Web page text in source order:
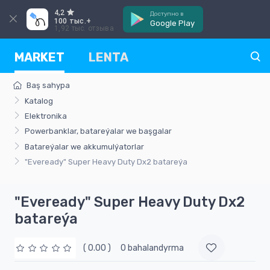
4,2
100 тыс.+
1,92 тыс. отзыва
Доступно в
Google Play
MARKET LENTA
Baş sahypa
Katalog
Elektronika
Powerbanklar, batareýalar we başgalar
Batareýalar we akkumulýatorlar
"Eveready" Super Heavy Duty Dх2 batareýa
"Eveready" Super Heavy Duty Dх2
batareýa
( 0.00 ) 0 bahalandyrma